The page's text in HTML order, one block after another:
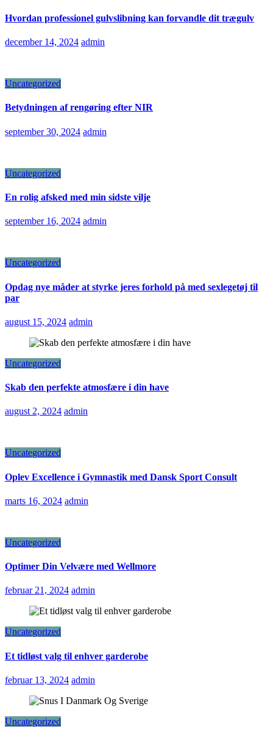
Hvordan professionel gulvslibning kan forvandle dit trægulv
december 14, 2024 admin
Uncategorized
Betydningen af rengøring efter NIR
september 30, 2024 admin
Uncategorized
En rolig afsked med min sidste vilje
september 16, 2024 admin
Uncategorized
Opdag nye måder at styrke jeres forhold på med sexlegetøj til
par
august 15, 2024 admin
Uncategorized
Skab den perfekte atmosfære i din have
august 2, 2024 admin
Uncategorized
Oplev Excellence i Gymnastik med Dansk Sport Consult
marts 16, 2024 admin
Uncategorized
Optimer Din Velvære med Wellmore
februar 21, 2024 admin
Uncategorized
Et tidløst valg til enhver garderobe
februar 13, 2024 admin
Uncategorized